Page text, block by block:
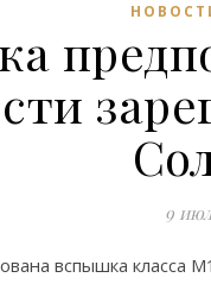
9
вспышка класса